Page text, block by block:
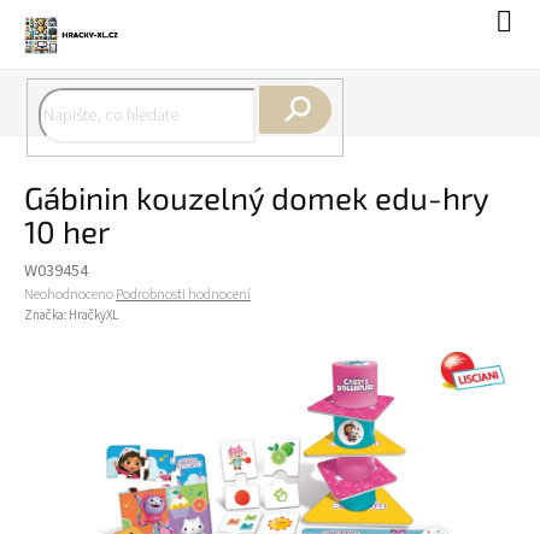
obsah
Gábinin kouzelný domek edu-hry
10 her
W039454
Průměrné
hodnocení
NeohodnocenoPodrobnosti hodnocení
Značka: HračkyXL